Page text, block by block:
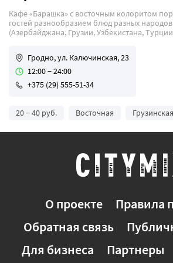
Коктейли
Круглосуточно
Летняя терраса
Можно с животными
Спортивные трансляции
Уникальность
Вегетарианская кухня
Для свиданий
Кафе «Барашка» с восточным колоритом
гостей разнообразием блюд разных народов
(Азербайджана, Грузии, Узбекистана,
Гродно, ул. Калючинская, 23
12:00 − 24:00
+375 (29) 555-51-34
20 − 40 руб. Восточная Грузинская
О проекте
Правила
Обратная связь
Для бизнеса
Партнеры